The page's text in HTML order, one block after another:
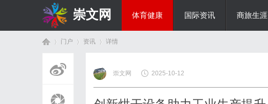
崇文网 体育健康 国际资讯 商旅生涯
门户 资讯
›
详情
崇文网 2025-10-12